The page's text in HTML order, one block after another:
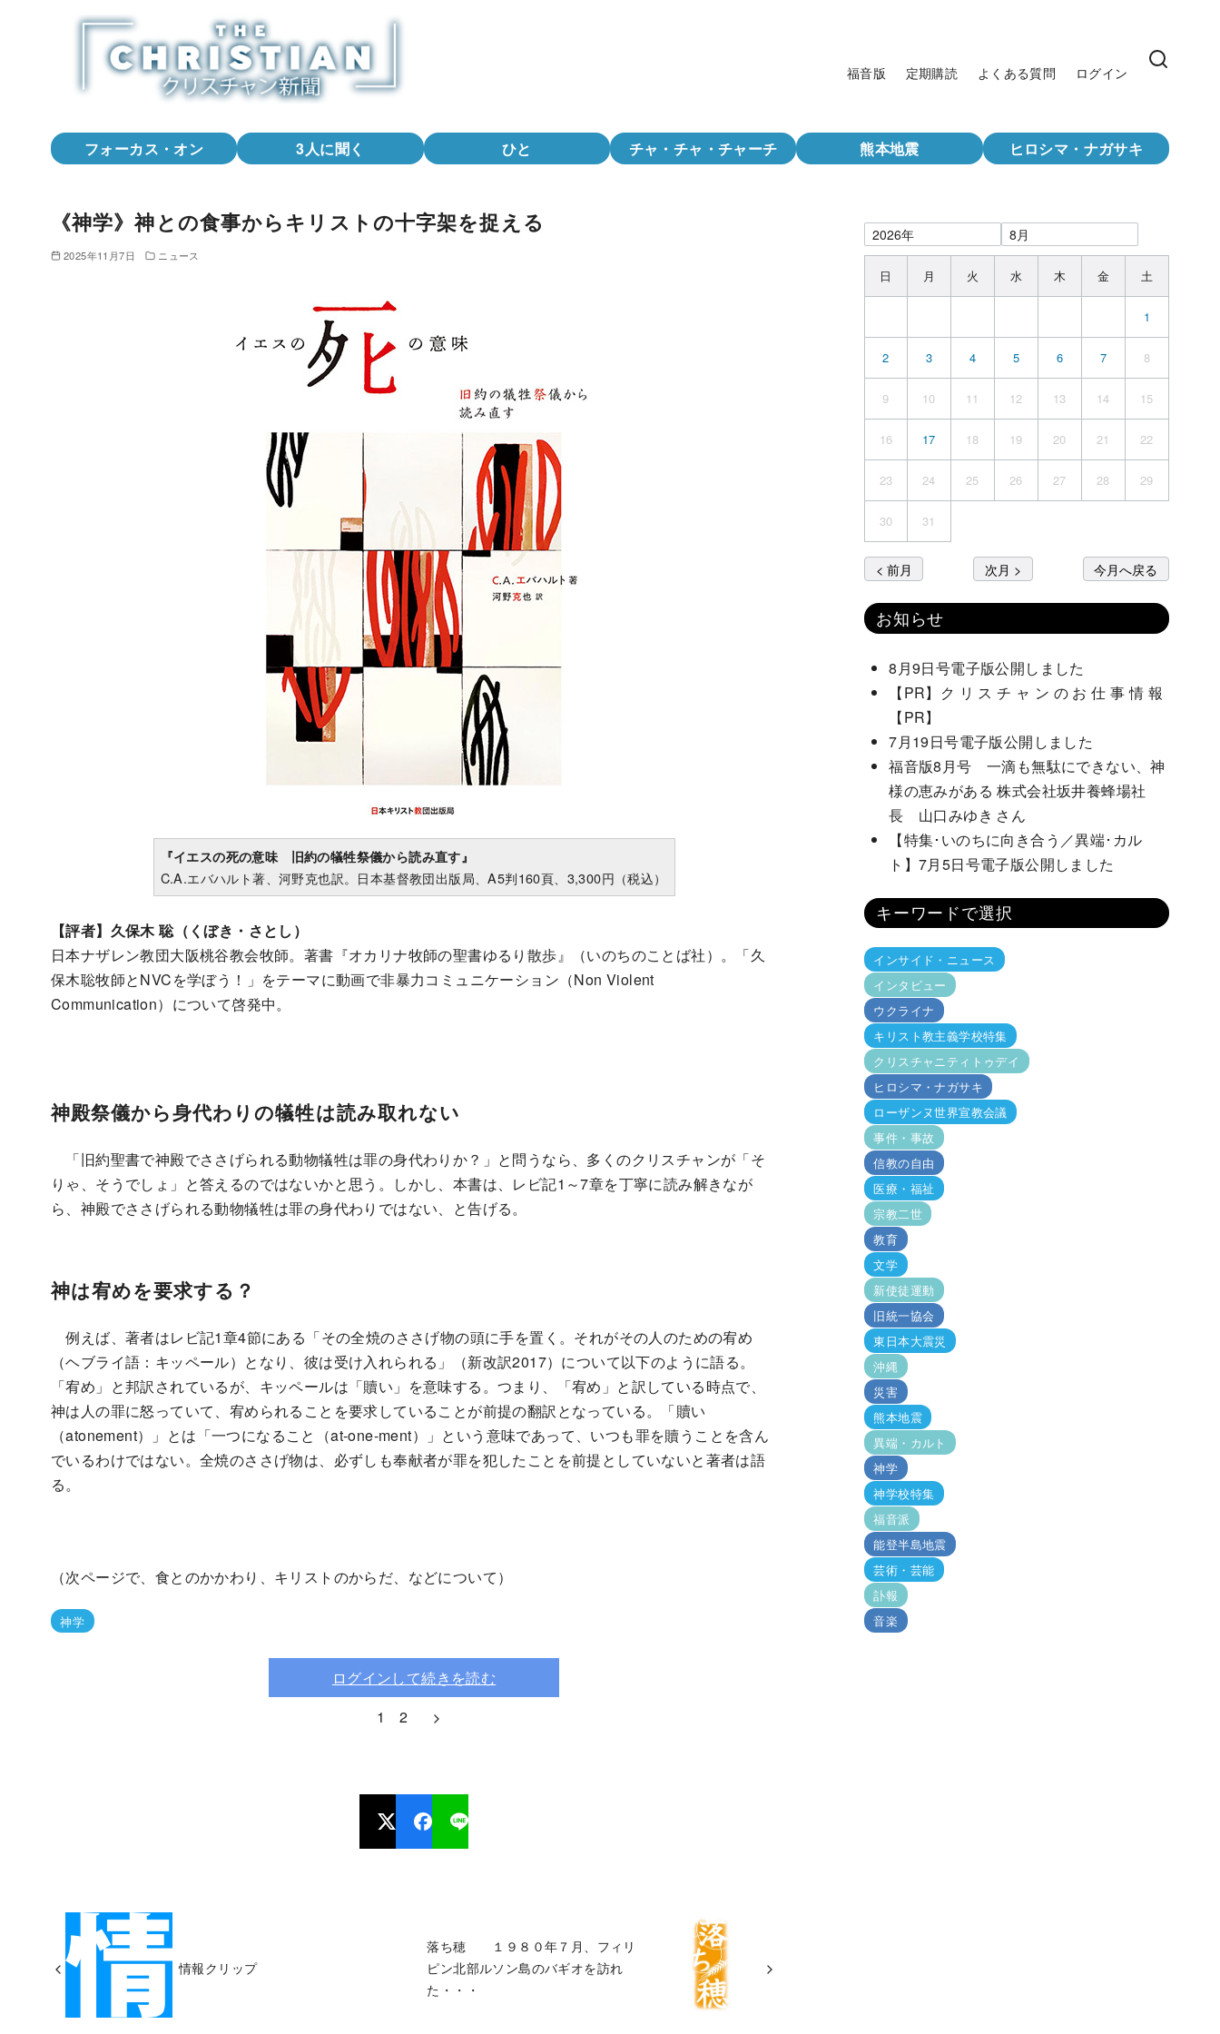
福音版 定期購読 よくある質問 ログイン
フォーカス・オン 3人に聞く ひと チャ・チャ・チャーチ 熊本地震 ヒロシマ・ナガサキ
《神学》神との食事からキリストの十字架を捉える
2025年11月7日 ニュース
『イエスの死の意味 旧約の犠牲祭儀から読み直す』
C.A.エバハルト著、河野克也訳。日本基督教団出版局、A5判160頁、3,300円（税込）
【評者】久保木 聡（くぼき・さとし）
日本ナザレン教団大阪桃谷教会牧師。著書『オカリナ牧師の聖書ゆるり散歩』（いのちのことば社）。「久
保木聡牧師とNVCを学ぼう！」をテーマに動画で非暴力コミュニケーション（Non Violent
Communication）について啓発中。
神殿祭儀から身代わりの犠牲は読み取れない
「旧約聖書で神殿でささげられる動物犠牲は罪の身代わりか？」と問うなら、多くのクリスチャンが「そ
りゃ、そうでしょ」と答えるのではないかと思う。しかし、本書は、レビ記1～7章を丁寧に読み解きなが
ら、神殿でささげられる動物犠牲は罪の身代わりではない、と告げる。
神は宥めを要求する？
例えば、著者はレビ記1章4節にある「その全焼のささげ物の頭に手を置く。それがその人のための宥め
（ヘブライ語：キッペール）となり、彼は受け入れられる」（新改訳2017）について以下のように語る。
「宥め」と邦訳されているが、キッペールは「贖い」を意味する。つまり、「宥め」と訳している時点で、
神は人の罪に怒っていて、宥められることを要求していることが前提の翻訳となっている。「贖い
（atonement）」とは「一つになること（at-one-ment）」という意味であって、いつも罪を贖うことを含ん
でいるわけではない。全焼のささげ物は、必ずしも奉献者が罪を犯したことを前提としていないと著者は語
る。
（次ページで、食とのかかわり、キリストのからだ、などについて）
神学
ログインして続きを読む
1
2
情報クリップ
落ち穂 １９８０年７月、フィリ
ピン北部ルソン島のバギオを訪れ
た・・・
日 月 火 水 木 金 土
1
2 3 4 5 6 7 8
9 10 11 12 13 14 15
16 17 18 19 20 21 22
23 24 25 26 27 28 29
30 31
< 前月 次月 > 今月へ戻る
お知らせ
8月9日号電子版公開しました
【PR】ク リ ス チ ャ ン の お 仕 事 情 報
【PR】
7月19日号電子版公開しました
福音版8月号 一滴も無駄にできない、神
様の恵みがある 株式会社坂井養蜂場社
長 山口みゆき さん
【特集･いのちに向き合う／異端･カル
ト】7月5日号電子版公開しました
キーワードで選択
インサイド・ニュース
インタビュー
ウクライナ
キリスト教主義学校特集
クリスチャニティトゥデイ
ヒロシマ・ナガサキ
ローザンヌ世界宣教会議
事件・事故
信教の自由
医療・福祉
宗教二世
教育
文学
新使徒運動
旧統一協会
東日本大震災
沖縄
災害
熊本地震
異端・カルト
神学
神学校特集
福音派
能登半島地震
芸術・芸能
訃報
音楽